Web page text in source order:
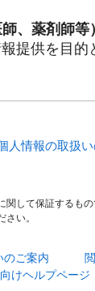
、薬剤師等）
提供を目的
人情報の取扱
して保証するも
い。
のご案内
けヘルプページ